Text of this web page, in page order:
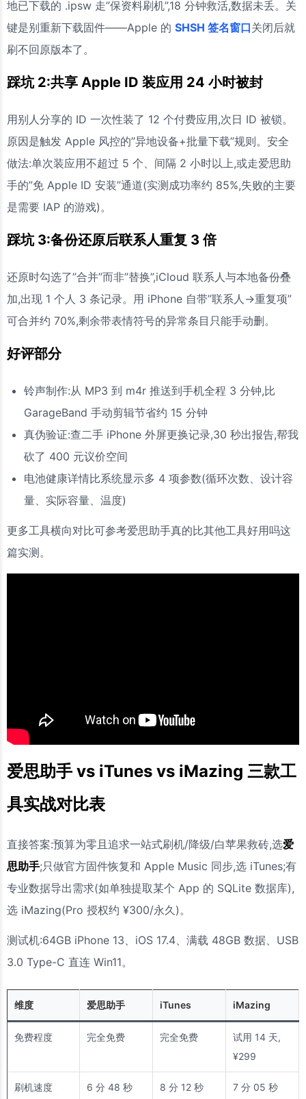
地已下载的 .ipsw 走”保资料刷机”,18 分钟救活,数据未丢。关
键是别重新下载固件——Apple 的 SHSH 签名窗口关闭后就
刷不回原版本了。
踩坑 2:共享 Apple ID 装应用 24 小时被封
用别人分享的 ID 一次性装了 12 个付费应用,次日 ID 被锁。
原因是触发 Apple 风控的”异地设备+批量下载”规则。安全
做法:单次装应用不超过 5 个、间隔 2 小时以上,或走爱思助
手的”免 Apple ID 安装”通道(实测成功率约 85%,失败的主要
是需要 IAP 的游戏)。
踩坑 3:备份还原后联系人重复 3 倍
还原时勾选了”合并”而非”替换”,iCloud 联系人与本地备份叠
加,出现 1 个人 3 条记录。用 iPhone 自带”联系人→重复项”
可合并约 70%,剩余带表情符号的异常条目只能手动删。
好评部分
铃声制作:从 MP3 到 m4r 推送到手机全程 3 分钟,比
GarageBand 手动剪辑节省约 15 分钟
真伪验证:查二手 iPhone 外屏更换记录,30 秒出报告,帮我
砍了 400 元议价空间
电池健康详情比系统显示多 4 项参数(循环次数、设计容
量、实际容量、温度)
更多工具横向对比可参考爱思助手真的比其他工具好用吗这
篇实测。
爱思助手 vs iTunes vs iMazing 三款工
具实战对比表
直接答案:预算为零且追求一站式刷机/降级/白苹果救砖,选爱
思助手;只做官方固件恢复和 Apple Music 同步,选 iTunes;有
专业数据导出需求(如单独提取某个 App 的 SQLite 数据库),
选 iMazing(Pro 授权约 ¥300/永久)。
测试机:64GB iPhone 13、iOS 17.4、满载 48GB 数据、USB
3.0 Type-C 直连 Win11。
维度 爱思助手 iTunes iMazing
免费程度 完全免费 完全免费
试用 14 天,
¥299
刷机速度
6 分 48 秒 8 分 12 秒 7 分 05 秒